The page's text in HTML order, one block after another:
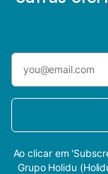
Ao clicar em
Grupo Holidu